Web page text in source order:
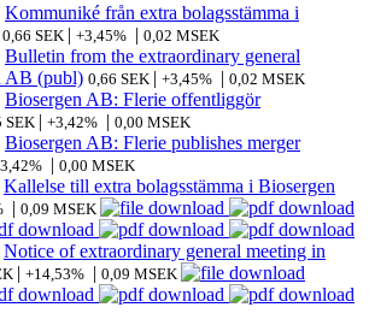
Kommuniké från extra bolagsstämma i
0,66 SEK | +3,45% | 0,02 MSEK
Bulletin from the extraordinary general
AB (publ) 0,66 SEK | +3,45% | 0,02 MSEK
Biosergen AB: Flerie offentliggör
SEK | +3,42% | 0,00 MSEK
Biosergen AB: Flerie publishes merger
| 0,00 MSEK
Kallelse till extra bolagsstämma i Biosergen
| 0,09 MSEK
Notice of extraordinary general meeting in
| +14,53% | 0,09 MSEK